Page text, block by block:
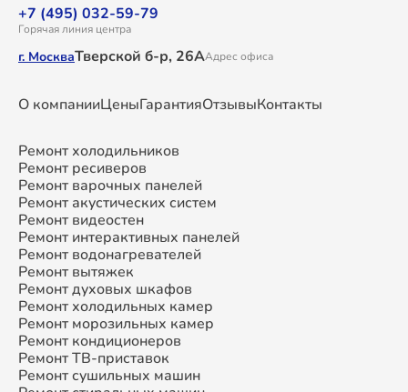
+7 (495) 032-59-79
Горячая линия центра
г. МоскваТверской б-р, 26ААдрес офиса
О компанииЦеныГарантияОтзывыКонтакты
Ремонт холодильников
Ремонт ресиверов
Ремонт варочных панелей
Ремонт акустических систем
Ремонт видеостен
Ремонт интерактивных панелей
Ремонт водонагревателей
Ремонт вытяжек
Ремонт духовых шкафов
Ремонт холодильных камер
Ремонт морозильных камер
Ремонт кондиционеров
Ремонт ТВ-приставок
Ремонт сушильных машин